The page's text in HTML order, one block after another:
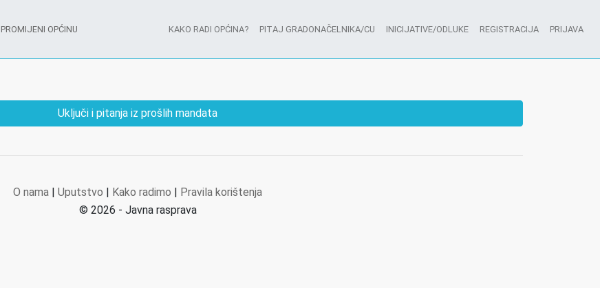
PROMIJENI OPĆINU KAKO RADI OPĆINA? PITAJ GRADONAČELNIKA/CU INICIJATIVE/ODLUKE REGISTRACIJA PRIJAVA
Uključi i pitanja iz prošlih mandata
O nama | Uputstvo | Kako radimo | Pravila korištenja
© 2026 - Javna rasprava